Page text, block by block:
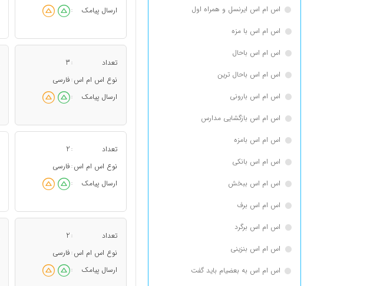
اس ام اس ایرنسل و همراه اول
اس ام اس با مزه
اس ام اس باحال
اس ام اس باحال ترین
اس ام اس بارونی
اس ام اس بازگشایی مدارس
اس ام اس بامزه
اس ام اس بانکی
اس ام اس ببخش
اس ام اس برف
اس ام اس برگرد
اس ام اس بنزینی
اس ام اس به بعضیام باید گفت
ارسال پیامک
:
تعداد :
3
نوع اس ام اس : فارسی
ارسال پیامک
:
تعداد :
2
نوع اس ام اس : فارسی
ارسال پیامک
:
تعداد :
2
نوع اس ام اس : فارسی
ارسال پیامک
: